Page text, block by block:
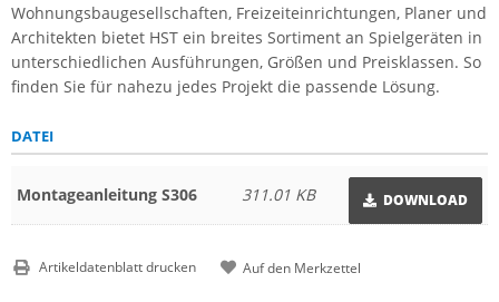
Wohnungsbaugesellschaften, Freizeiteinrichtungen, Planer und
Architekten bietet HST ein breites Sortiment an Spielgeräten in
unterschiedlichen Ausführungen, Größen und Preisklassen. So
finden Sie für nahezu jedes Projekt die passende Lösung.
DATEI
Montageanleitung S306 DOWNLOAD
311.01 KB
Artikeldatenblatt drucken